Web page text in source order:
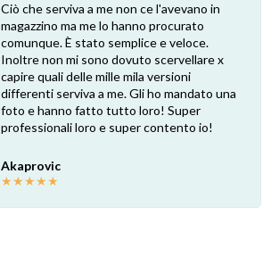
Ciò che serviva a me non ce l'avevano in
magazzino ma me lo hanno procurato
comunque. È stato semplice e veloce.
Inoltre non mi sono dovuto scervellare x
capire quali delle mille mila versioni
differenti serviva a me. Gli ho mandato una
foto e hanno fatto tutto loro! Super
professionali loro e super contento io!
Akaprovic
★★★★★